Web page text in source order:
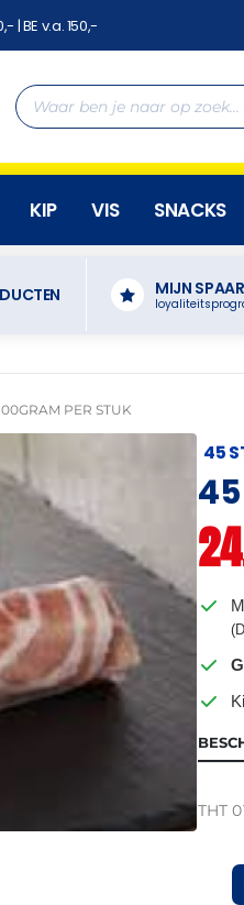
| BE v.a. 150,-
KIP VIS SNACKS
MIJN
PER STUK
45
THT